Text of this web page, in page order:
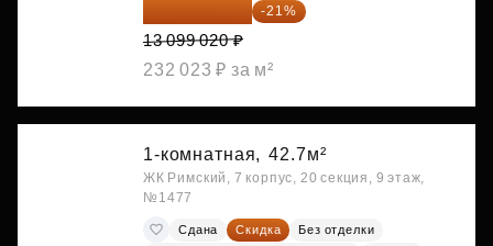
10 348 226 ₽ -21%
13 099 020 ₽
232 023 ₽ за м²
1-комнатная, 42.7м²
ЖК Римский, 7 корпус, 20 секция, 9 этаж,
№1477
Сдана Скидка
Без отделки